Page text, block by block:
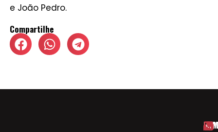
e João Pedro.
Compartilhe